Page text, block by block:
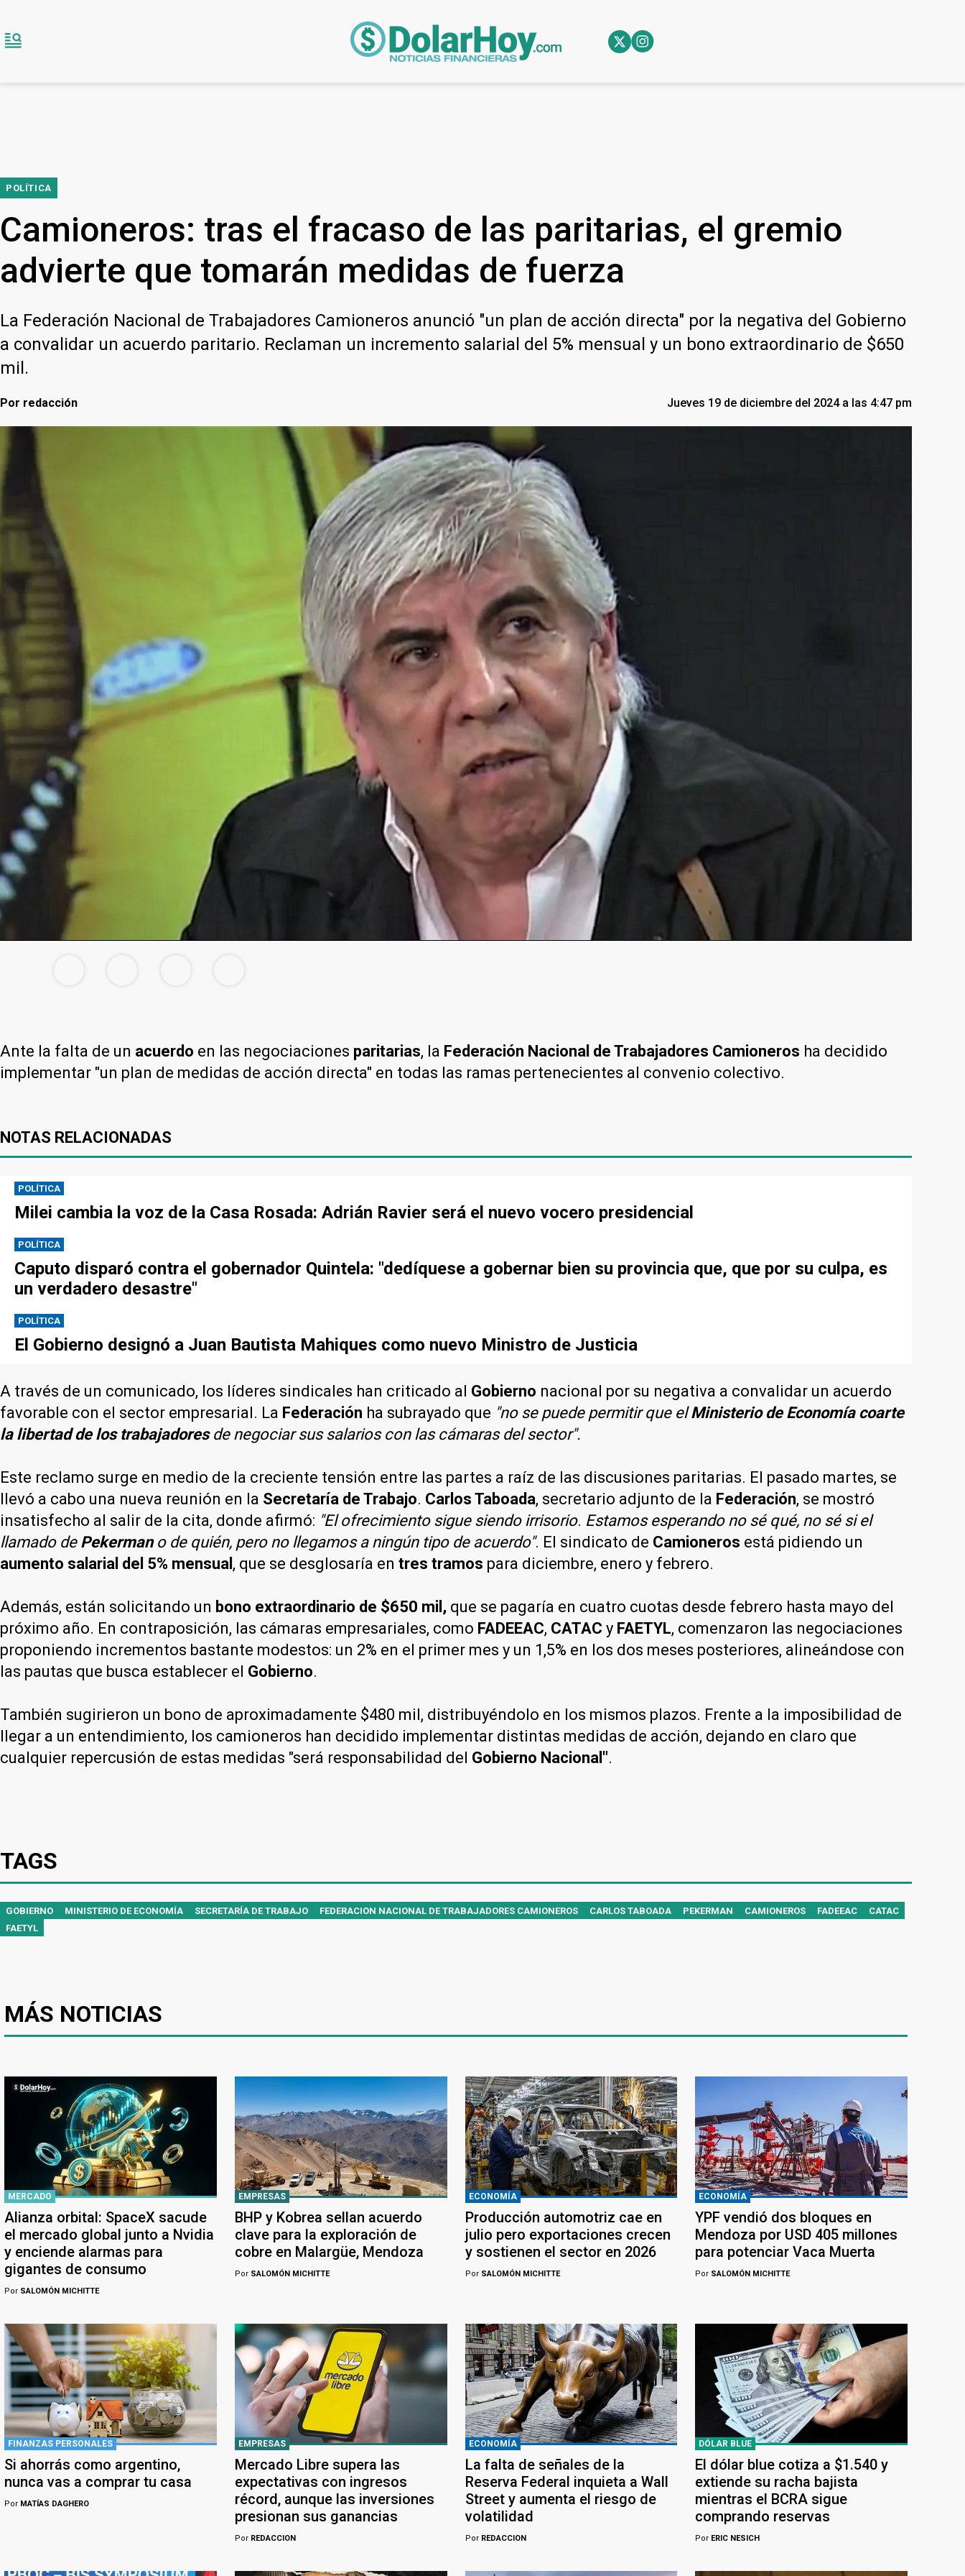
POLÍTICA
Camioneros: tras el fracaso de las paritarias, el gremio
advierte que tomarán medidas de fuerza
La Federación Nacional de Trabajadores Camioneros anunció "un plan de acción directa" por la negativa del Gobierno
a convalidar un acuerdo paritario. Reclaman un incremento salarial del 5% mensual y un bono extraordinario de $650
mil.
Por redacción Jueves 19 de diciembre del 2024 a las 4:47 pm
Ante la falta de un acuerdo en las negociaciones paritarias, la Federación Nacional de Trabajadores Camioneros ha decidido
implementar "un plan de medidas de acción directa" en todas las ramas pertenecientes al convenio colectivo.
NOTAS RELACIONADAS
POLÍTICA
Milei cambia la voz de la Casa Rosada: Adrián Ravier será el nuevo vocero presidencial
POLÍTICA
Caputo disparó contra el gobernador Quintela: "dedíquese a gobernar bien su provincia que, que por su culpa, es
un verdadero desastre"
POLÍTICA
El Gobierno designó a Juan Bautista Mahiques como nuevo Ministro de Justicia
A través de un comunicado, los líderes sindicales han criticado al Gobierno nacional por su negativa a convalidar un acuerdo
favorable con el sector empresarial. La Federación ha subrayado que "no se puede permitir que elMinisterio de Economía coarte
la libertad de los trabajadoresde negociar sus salarios con las cámaras del sector".
Este reclamo surge en medio de la creciente tensión entre las partes a raíz de las discusiones paritarias. El pasado martes, se
llevó a cabo una nueva reunión en la Secretaría de Trabajo. Carlos Taboada, secretario adjunto de la Federación, se mostró
insatisfecho al salir de la cita, donde afirmó: "El ofrecimiento sigue siendo irrisorio. Estamos esperando no sé qué, no sé si el
llamado de Pekermano de quién, pero no llegamos a ningún tipo de acuerdo". El sindicato de Camioneros está pidiendo un
aumento salarial del 5% mensual , que se desglosaría en tres tramos para diciembre, enero y febrero.
Además, están solicitando un bono extraordinario de $650 mil, que se pagaría en cuatro cuotas desde febrero hasta mayo del
próximo año. En contraposición, las cámaras empresariales, como FADEEAC, CATAC y FAETYL, comenzaron las negociaciones
proponiendo incrementos bastante modestos: un 2% en el primer mes y un 1,5% en los dos meses posteriores, alineándose con
las pautas que busca establecer el Gobierno.
También sugirieron un bono de aproximadamente $480 mil, distribuyéndolo en los mismos plazos. Frente a la imposibilidad de
llegar a un entendimiento, los camioneros han decidido implementar distintas medidas de acción, dejando en claro que
cualquier repercusión de estas medidas "será responsabilidad del Gobierno Nacional".
TAGS
GOBIERNO MINISTERIO DE ECONOMÍA SECRETARÍA DE TRABAJO FEDERACION NACIONAL DE TRABAJADORES CAMIONEROS CARLOS TABOADA PEKERMAN CAMIONEROS FADEEAC
CATAC
FAETYL
MÁS NOTICIAS
MERCADO
Alianza orbital: SpaceX sacude
el mercado global junto a Nvidia
y enciende alarmas para
gigantes de consumo
Por SALOMÓN MICHITTE
EMPRESAS
BHP y Kobrea sellan acuerdo
clave para la exploración de
cobre en Malargüe, Mendoza
PorSALOMÓN MICHITTE
ECONOMÍA
Producción automotriz cae en
julio pero exportaciones crecen
y sostienen el sector en 2026
PorSALOMÓN MICHITTE
ECONOMÍA
YPF vendió dos bloques en
Mendoza por USD 405 millones
para potenciar Vaca Muerta
Por SALOMÓN MICHITTE
FINANZAS PERSONALES
Si ahorrás como argentino,
nunca vas a comprar tu casa
Por MATÍAS DAGHERO
EMPRESAS
Mercado Libre supera las
expectativas con ingresos
récord, aunque las inversiones
presionan sus ganancias
PorREDACCION
ECONOMÍA
La falta de señales de la
Reserva Federal inquieta a Wall
Street y aumenta el riesgo de
volatilidad
PorREDACCION
DÓLAR BLUE
El dólar blue cotiza a $1.540 y
extiende su racha bajista
mientras el BCRA sigue
comprando reservas
Por ERIC NESICH